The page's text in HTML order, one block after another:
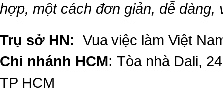
hợp, một cách đơn giản, dễ dàng,
Trụ sở HN: Vua việc làm Việt
Chi nhánh HCM: Tòa nhà Dali,
TP HCM